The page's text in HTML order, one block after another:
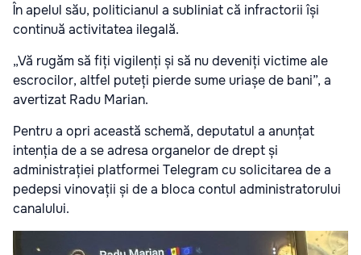
În apelul său, politicianul a subliniat că infractorii își
continuă activitatea ilegală.
„Vă rugăm să fiți vigilenți și să nu deveniți victime ale
escrocilor, altfel puteți pierde sume uriașe de bani”, a
avertizat Radu Marian.
Pentru a opri această schemă, deputatul a anunțat
intenția de a se adresa organelor de drept și
administrației platformei Telegram cu solicitarea de a
pedepsi vinovații și de a bloca contul administratorului
canalului.